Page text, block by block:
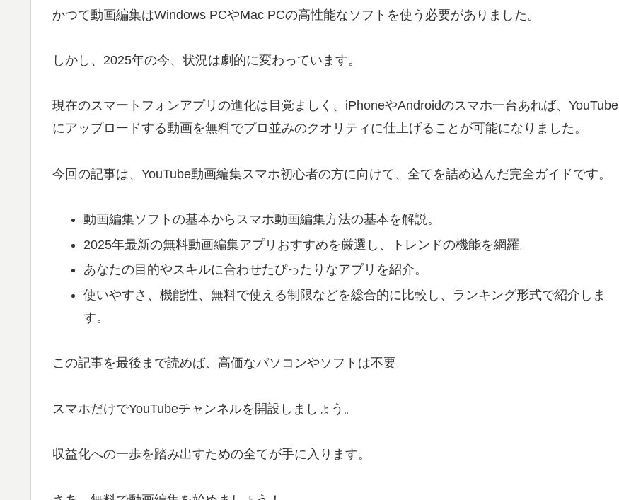
かつて動画編集はWindows PCやMac PCの高性能なソフトを使う必要がありました。
しかし、2025年の今、状況は劇的に変わっています。
現在のスマートフォンアプリの進化は目覚ましく、iPhoneやAndroidのスマホ一台あれば、YouTube
にアップロードする動画を無料でプロ並みのクオリティに仕上げることが可能になりました。
今回の記事は、YouTube動画編集スマホ初心者の方に向けて、全てを詰め込んだ完全ガイドです。
動画編集ソフトの基本からスマホ動画編集方法の基本を解説。
2025年最新の無料動画編集アプリおすすめを厳選し、トレンドの機能を網羅。
あなたの目的やスキルに合わせたぴったりなアプリを紹介。
使いやすさ、機能性、無料で使える制限などを総合的に比較し、ランキング形式で紹介しま
す。
この記事を最後まで読めば、高価なパソコンやソフトは不要。
スマホだけでYouTubeチャンネルを開設しましょう。
収益化への一歩を踏み出すための全てが手に入ります。